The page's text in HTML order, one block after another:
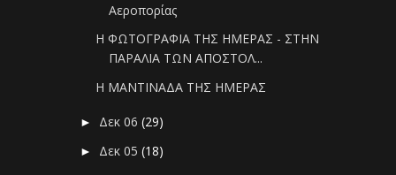
Αεροπορίας
Η ΦΩΤΟΓΡΑΦΙΑ ΤΗΣ ΗΜΕΡΑΣ - ΣΤΗΝ
ΠΑΡΑΛΙΑ ΤΩΝ ΑΠΟΣΤΟΛ...
Η ΜΑΝΤΙΝΑΔΑ ΤΗΣ ΗΜΕΡΑΣ
► Δεκ 06(29)
► Δεκ 05(18)